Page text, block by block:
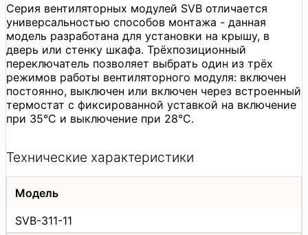
Серия вентиляторных модулей SVB отличается
универсальностью способов монтажа - данная
модель разработана для установки на крышу, в
дверь или стенку шкафа. Трёхпозиционный
переключатель позволяет выбрать один из трёх
режимов работы вентиляторного модуля: включен
постоянно, выключен или включен через встроенный
термостат с фиксированной уставкой на включение
при 35°С и выключение при 28°С.
Технические характеристики
Модель
SVB-311-11